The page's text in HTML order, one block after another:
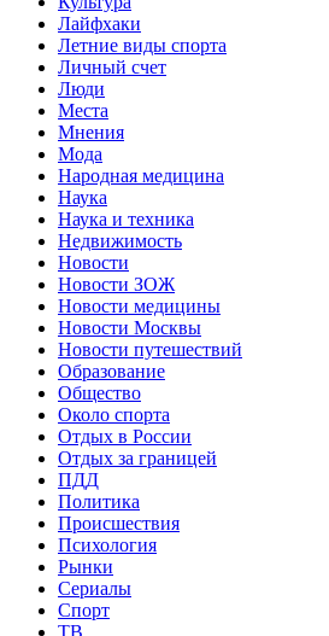
Лайфхаки
Летние виды спорта
Личный счет
Люди
Места
Мнения
Мода
Народная медицина
Наука
Наука и техника
Недвижимость
Новости
Новости ЗОЖ
Новости медицины
Новости Москвы
Новости путешествий
Образование
Общество
Около спорта
Отдых в России
Отдых за границей
ПДД
Политика
Происшествия
Психология
Рынки
Сериалы
Спорт
ТВ